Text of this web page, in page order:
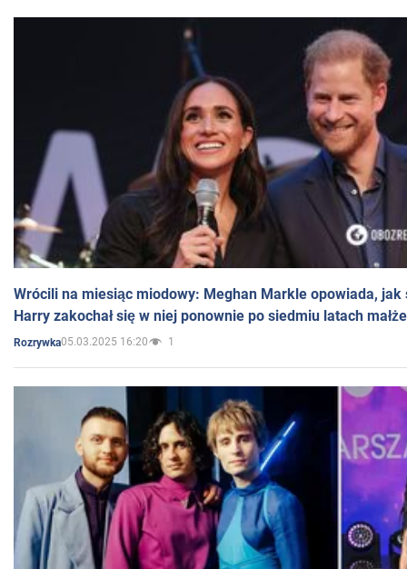
Wrócili na miesiąc miodowy: Meghan Markle opowiada, jak
Harry zakochał się w niej ponownie po siedmiu latach
Rozrywka05.03.2025 16:20 1